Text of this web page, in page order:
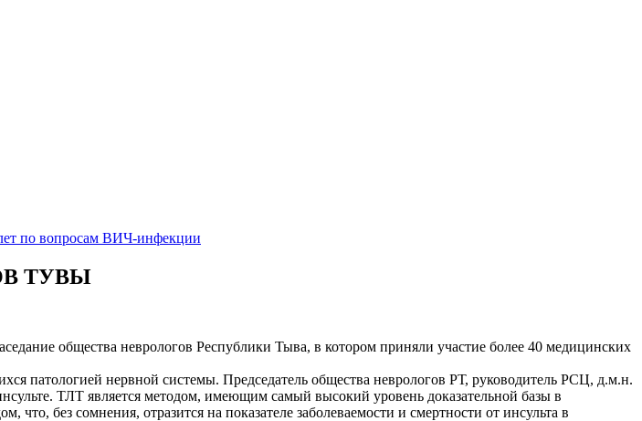
по вопросам ВИЧ-инфекции
ТУВЫ
общества неврологов Республики Тыва, в котором приняли участие более 40 медицинских
патологией нервной системы. Председатель общества неврологов РТ, руководитель РСЦ, д.м.н.
ТЛТ является методом, имеющим самый высокий уровень доказательной базы в
без сомнения, отразится на показателе заболеваемости и смертности от инсульта в